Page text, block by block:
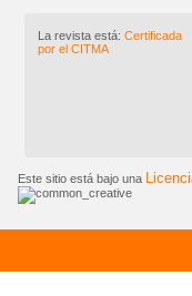
La revista está: Certificada
por el CITMA
Este sitio está bajo una